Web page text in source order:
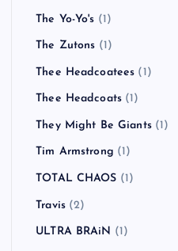
The Yo-Yo's (1)
The Zutons (1)
Thee Headcoatees (1)
Thee Headcoats (1)
They Might Be Giants(1)
Tim Armstrong (1)
TOTAL CHAOS (1)
Travis(2)
ULTRA BRAiN (1)